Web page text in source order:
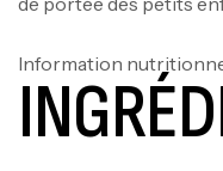
Information